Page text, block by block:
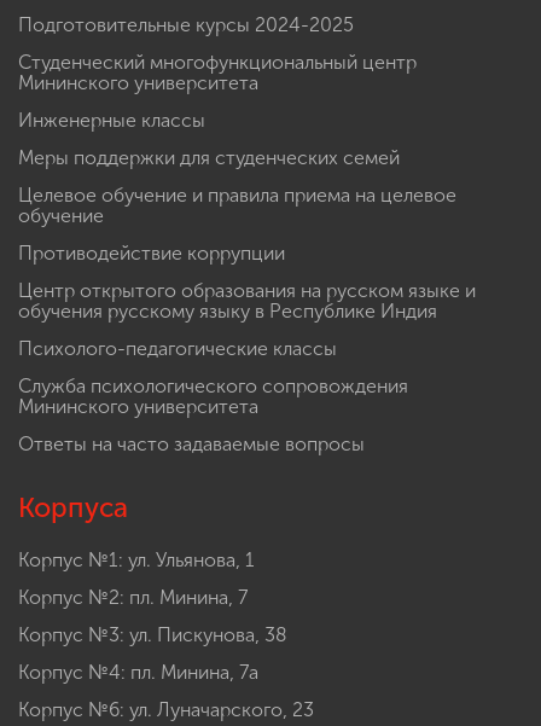
Подготовительные курсы 2024-2025
Студенческий многофункциональный центр
Мининского университета
Инженерные классы
Меры поддержки для студенческих семей
Целевое обучение и правила приема на целевое
обучение
Противодействие коррупции
Центр открытого образования на русском языке и
обучения русскому языку в Республике Индия
Психолого-педагогические классы
Служба психологического сопровождения
Мининского университета
Ответы на часто задаваемые вопросы
Корпуса
Корпус №1: ул. Ульянова, 1
Корпус №2: пл. Минина, 7
Корпус №3: ул. Пискунова, 38
Корпус №4: пл. Минина, 7а
Корпус №6: ул. Луначарского, 23